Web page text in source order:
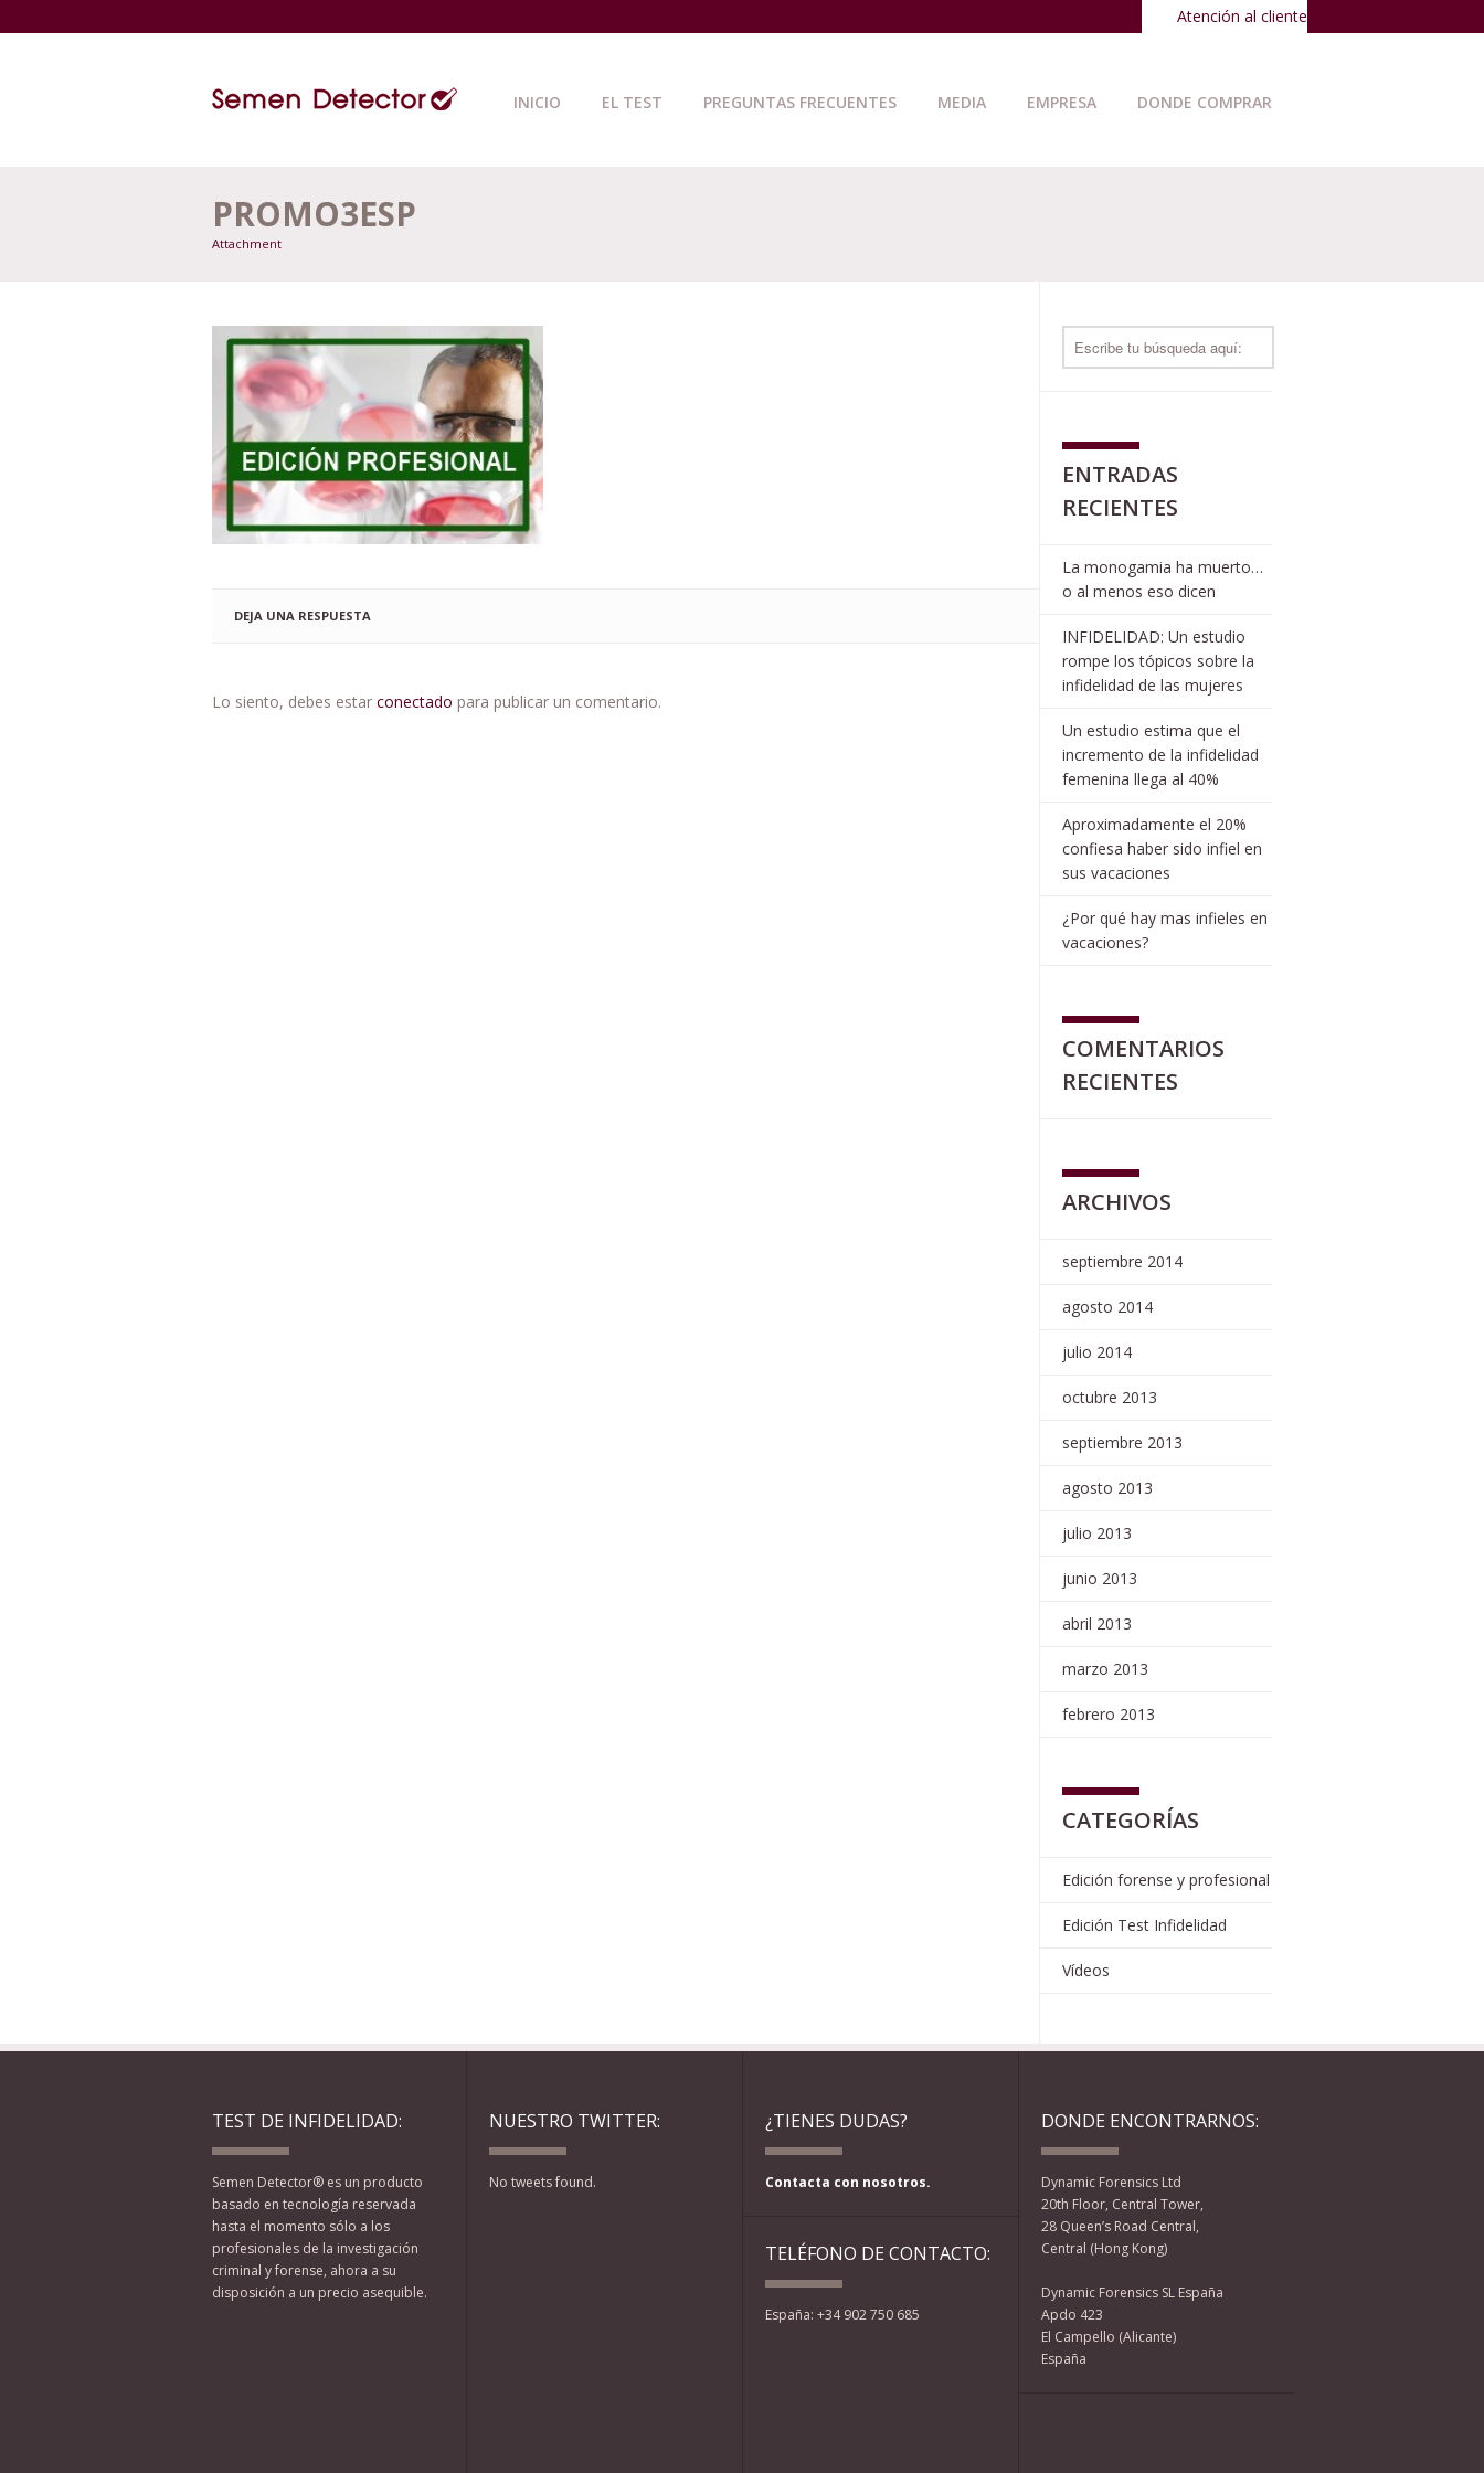
Atención al cliente
INICIO EL TEST PREGUNTAS FRECUENTES MEDIA EMPRESA DONDE COMPRAR
PROMO3ESP
Attachment
DEJA UNA RESPUESTA
Lo siento, debes estar conectado para publicar un comentario.
ENTRADAS
RECIENTES
La monogamia ha muerto…
o al menos eso dicen
INFIDELIDAD: Un estudio
rompe los tópicos sobre la
infidelidad de las mujeres
Un estudio estima que el
incremento de la infidelidad
femenina llega al 40%
Aproximadamente el 20%
confiesa haber sido infiel en
sus vacaciones
¿Por qué hay mas infieles en
vacaciones?
COMENTARIOS
RECIENTES
ARCHIVOS
septiembre 2014
agosto 2014
julio 2014
octubre 2013
septiembre 2013
agosto 2013
julio 2013
junio 2013
abril 2013
marzo 2013
febrero 2013
CATEGORÍAS
Edición forense y profesional
Edición Test Infidelidad
Vídeos
TEST DE INFIDELIDAD:
Semen Detector® es un producto
basado en tecnología reservada
hasta el momento sólo a los
profesionales de la investigación
criminal y forense, ahora a su
disposición a un precio asequible.
NUESTRO TWITTER:
No tweets found.
¿TIENES DUDAS?
Contacta con nosotros.
TELÉFONO DE CONTACTO:
España: +34 902 750 685
DONDE ENCONTRARNOS:
Dynamic Forensics Ltd
20th Floor, Central Tower,
28 Queen’s Road Central,
Central (Hong Kong)
Dynamic Forensics SL España
Apdo 423
El Campello (Alicante)
España